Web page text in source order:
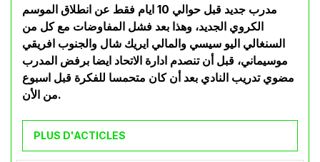
مدرب جديد قبل حوالي 10 ايام فقط عن انطلاق الموسم
الكروي الجديد، وهذا بعد فشل المفاوضات مع كل من
السنغالي اليو سيسي والمالي ايريك شال والجنوب افريقي
موسيماني، قبل أن تنصدم ادارة الاتحاد ايضا برفض المدرب
مضوي تدريب النادي بعد أن كان متحمسا للفكرة قبل اسبوع
من الأن.
PLUS D'ACTICLES